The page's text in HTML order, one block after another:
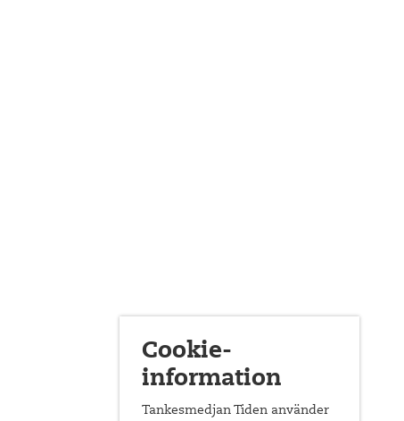
Cookie-
information
Tankesmedjan Tiden använder